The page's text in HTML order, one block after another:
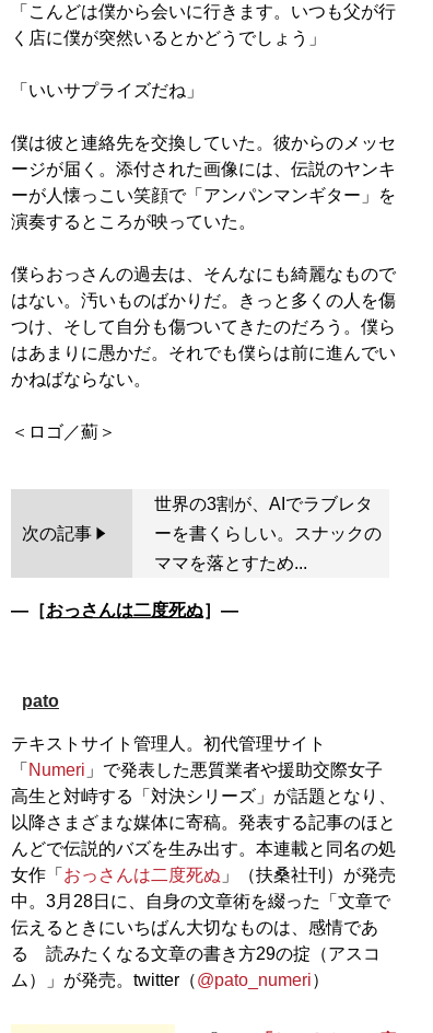
「こんどは僕から会いに行きます。いつも父が行
く店に僕が突然いるとかどうでしょう」
「いいサプライズだね」
僕は彼と連絡先を交換していた。彼からのメッセ
ージが届く。添付された画像には、伝説のヤンキ
ーが人懐っこい笑顔で「アンパンマンギター」を
演奏するところが映っていた。
僕らおっさんの過去は、そんなにも綺麗なもので
はない。汚いものばかりだ。きっと多くの人を傷
つけ、そして自分も傷ついてきたのだろう。僕ら
はあまりに愚かだ。それでも僕らは前に進んでい
かねばならない。
次の記事
世界の3割が、AIでラブレタ
ーを書くらしい。スナックの
ママを落とすため...
―［おっさんは二度死ぬ］―
pato
テキストサイト管理人。初代管理サイト
「 Numeri 」で発表した悪質業者や援助交際女子
高生と対峙する「対決シリーズ」が話題となり、
以降さまざまな媒体に寄稿。発表する記事のほと
んどで伝説的バズを生み出す。本連載と同名の処
女作「 おっさんは二度死ぬ 」（扶桑社刊）が発売
中。3月28日に、自身の文章術を綴った「文章で
伝えるときにいちばん大切なものは、感情であ
る 読みたくなる文章の書き方29の掟（アスコ
ム）」が発売。twitter（@pato_numeri）